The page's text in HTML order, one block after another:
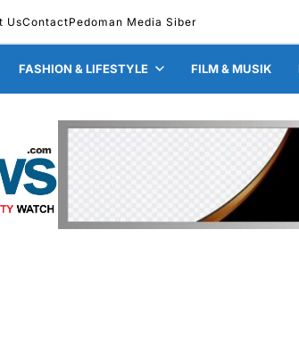
UsContactPedoman Media Siber
FASHION & LIFESTYLE FILM & MUSIK